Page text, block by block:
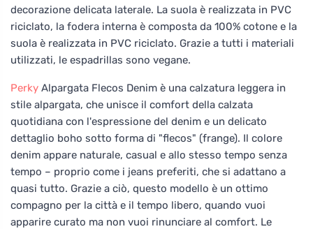
decorazione delicata laterale. La suola è realizzata in PVC
riciclato, la fodera interna è composta da 100% cotone e la
suola è realizzata in PVC riciclato. Grazie a tutti i materiali
utilizzati, le espadrillas sono vegane.
Perky Alpargata Flecos Denim è una calzatura leggera in
stile alpargata, che unisce il comfort della calzata
quotidiana con l'espressione del denim e un delicato
dettaglio boho sotto forma di "flecos" (frange). Il colore
denim appare naturale, casual e allo stesso tempo senza
tempo – proprio come i jeans preferiti, che si adattano a
quasi tutto. Grazie a ciò, questo modello è un ottimo
compagno per la città e il tempo libero, quando vuoi
apparire curato ma non vuoi rinunciare al comfort. Le